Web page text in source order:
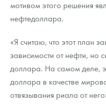
мотивом этого решения
нефтедоллара.
«Я считаю, что этот план
зависимости от нефти, но
доллара. На самом деле,
доллара в качестве
отвязывания риала от